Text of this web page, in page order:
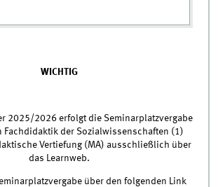
WICHTIG
2025/2026 erfolgt die Seminarplatzvergabe
Fachdidaktik der Sozialwissenschaften (1)
Vertiefung (MA) ausschließlich über
das Learnweb.
über den folgenden Link